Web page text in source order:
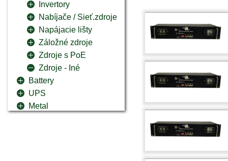
Invertory
Nabíjače / Sieť.zdroje
Napájacie lišty
Záložné zdroje
Zdroje s PoE
Zdroje - Iné
Battery
UPS
Metal